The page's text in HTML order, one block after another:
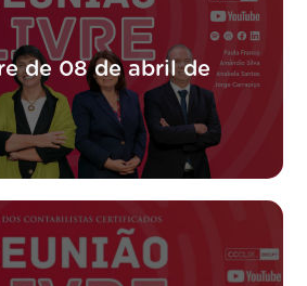
de 08 de abril de